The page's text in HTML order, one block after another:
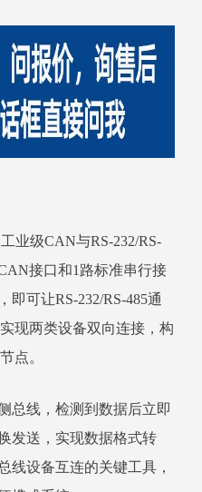
业级CAN与RS-232/RS-
接口和1路标准串行接
可让RS-232/RS-485通
现两类设备双向连接，构
点。
总线，检测到数据后立即
发送，实现数据格式转
线设备互连的关键工具，